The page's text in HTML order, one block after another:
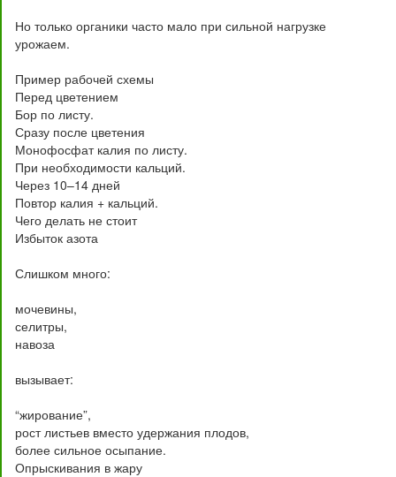
Но только органики часто мало при сильной нагрузке
урожаем.
Пример рабочей схемы
Перед цветением
Бор по листу.
Сразу после цветения
Монофосфат калия по листу.
При необходимости кальций.
Через 10–14 дней
Повтор калия + кальций.
Чего делать не стоит
Избыток азота
Слишком много:
мочевины,
селитры,
навоза
вызывает:
“жирование”,
рост листьев вместо удержания плодов,
более сильное осыпание.
Опрыскивания в жару